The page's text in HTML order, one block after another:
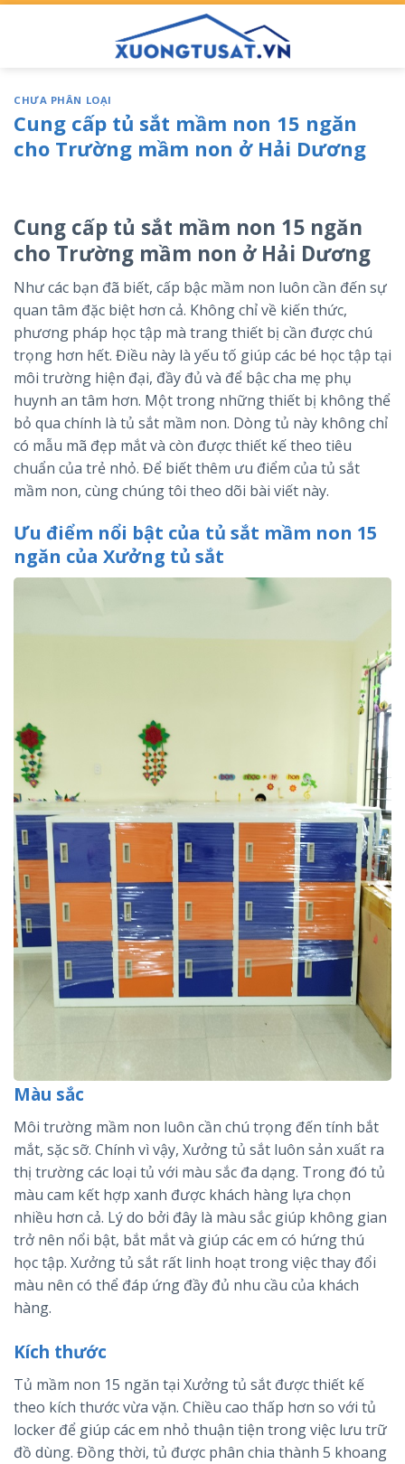
Skip
CHƯA PHÂN LOẠI
Cung cấp tủ sắt mầm non 15 ngăn
cho Trường mầm non ở Hải Dương
Cung cấp tủ sắt mầm non 15 ngăn
cho Trường mầm non ở Hải Dương
Như các bạn đã biết, cấp bậc mầm non luôn cần đến sự
quan tâm đặc biệt hơn cả. Không chỉ về kiến thức,
phương pháp học tập mà trang thiết bị cần được chú
trọng hơn hết. Điều này là yếu tố giúp các bé học tập tại
môi trường hiện đại, đầy đủ và để bậc cha mẹ phụ
huynh an tâm hơn. Một trong những thiết bị không thể
bỏ qua chính là tủ sắt mầm non. Dòng tủ này không chỉ
có mẫu mã đẹp mắt và còn được thiết kế theo tiêu
chuẩn của trẻ nhỏ. Để biết thêm ưu điểm của tủ sắt
mầm non, cùng chúng tôi theo dõi bài viết này.
Ưu điểm nổi bật của tủ sắt mầm non 15
ngăn của Xưởng tủ sắt
Màu sắc
Môi trường mầm non luôn cần chú trọng đến tính bắt
mắt, sặc sỡ. Chính vì vậy, Xưởng tủ sắt luôn sản xuất ra
thị trường các loại tủ với màu sắc đa dạng. Trong đó tủ
màu cam kết hợp xanh được khách hàng lựa chọn
nhiều hơn cả. Lý do bởi đây là màu sắc giúp không gian
trở nên nổi bật, bắt mắt và giúp các em có hứng thú
học tập. Xưởng tủ sắt rất linh hoạt trong việc thay đổi
màu nên có thể đáp ứng đầy đủ nhu cầu của khách
hàng.
Kích thước
Tủ mầm non 15 ngăn tại Xưởng tủ sắt được thiết kế
theo kích thước vừa vặn. Chiều cao thấp hơn so với tủ
locker để giúp các em nhỏ thuận tiện trong việc lưu trữ
đồ dùng. Đồng thời, tủ được phân chia thành 5 khoang